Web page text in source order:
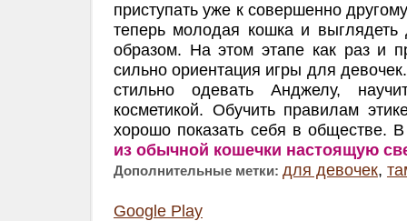
приступать уже к совершенно
теперь молодая кошка и
образом. На этом этапе как раз и
сильно ориентация игры для
стильно одевать Анджелу,
косметикой. Обучить правилам
хорошо показать себя в обществе.
из обычной кошечки настоящую
Дополнительные метки: для девочек,
Google Play